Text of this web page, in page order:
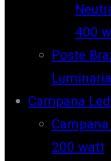
400
Poste
Campana Led
200 watt